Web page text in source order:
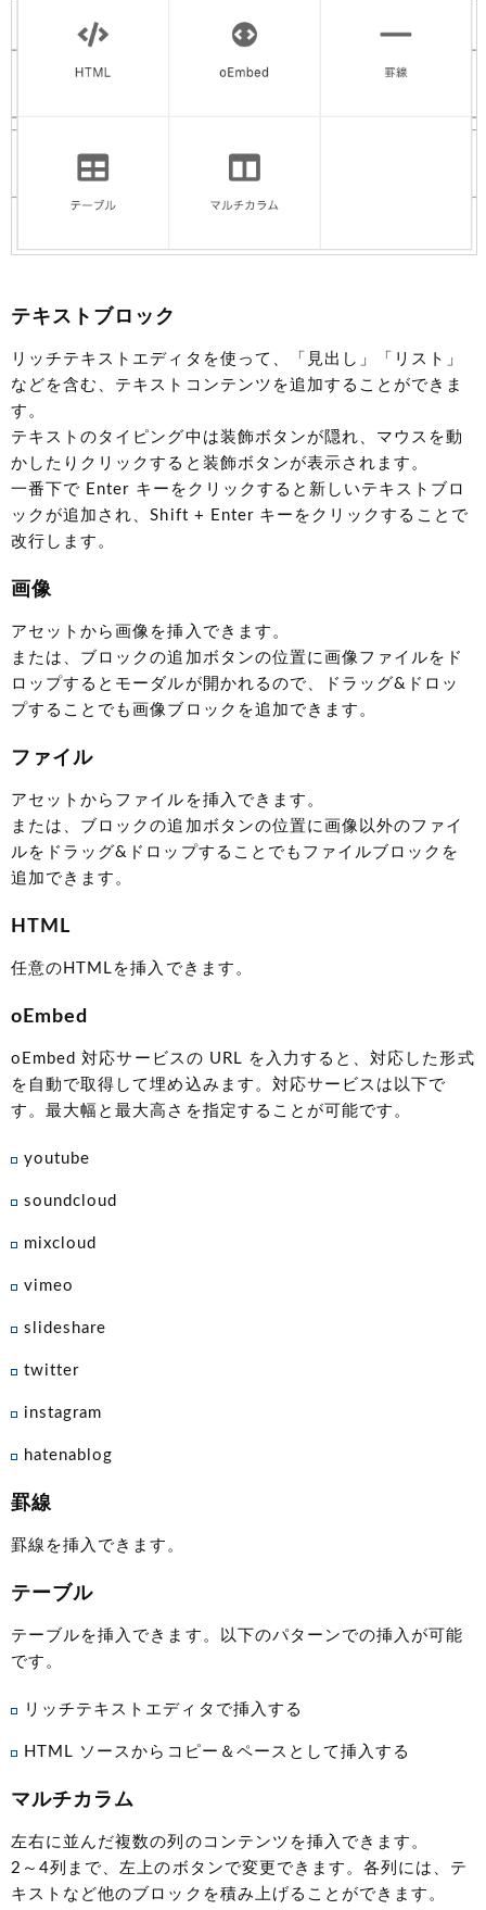
テキストブロック
リッチテキストエディタを使って、「見出し」「リスト」
などを含む、テキストコンテンツを追加することができま
す。
テキストのタイピング中は装飾ボタンが隠れ、マウスを動
かしたりクリックすると装飾ボタンが表示されます。
一番下で Enter キーをクリックすると新しいテキストブロ
ックが追加され、Shift + Enter キーをクリックすることで
改行します。
画像
アセットから画像を挿入できます。
または、ブロックの追加ボタンの位置に画像ファイルをド
ロップするとモーダルが開かれるので、ドラッグ&ドロッ
プすることでも画像ブロックを追加できます。
ファイル
アセットからファイルを挿入できます。
または、ブロックの追加ボタンの位置に画像以外のファイ
ルをドラッグ&ドロップすることでもファイルブロックを
追加できます。
HTML
任意のHTMLを挿入できます。
oEmbed
oEmbed 対応サービスの URL を入力すると、対応した形式
を自動で取得して埋め込みます。対応サービスは以下で
す。最大幅と最大高さを指定することが可能です。
youtube
soundcloud
mixcloud
vimeo
slideshare
twitter
instagram
hatenablog
罫線
罫線を挿入できます。
テーブル
テーブルを挿入できます。以下のパターンでの挿入が可能
です。
リッチテキストエディタで挿入する
HTML ソースからコピー＆ペースとして挿入する
マルチカラム
左右に並んだ複数の列のコンテンツを挿入できます。
2～4列まで、左上のボタンで変更できます。各列には、テ
キストなど他のブロックを積み上げることができます。